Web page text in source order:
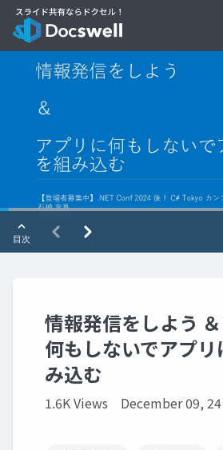
情報発信をしよう
何もしないでアプリ
み込む
1.6K Views December 09, 24